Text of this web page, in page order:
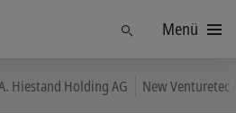
FindenMenü
Hiestand Holding AG New Venturetec